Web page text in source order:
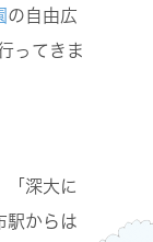
の自由広
ってきま
「深大に
駅からは